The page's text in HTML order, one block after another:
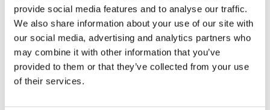
provide social media features and to analyse our traffic.
We also share information about your use of our site with
our social media, advertising and analytics partners who
may combine it with other information that you’ve
provided to them or that they’ve collected from your use
of their services.
ver­schil­len­de natuur­lij­ke en syn­the­ti­sche
mate­ri­a­lenen zelfs inno­va­tie­ve imi­ta­ties van leer
zoalsappel­leer.
Ont­dek de col­lec­tie Vege­ta­ri­an Shoes bijVEGA-LIFE
in Amster­dam.